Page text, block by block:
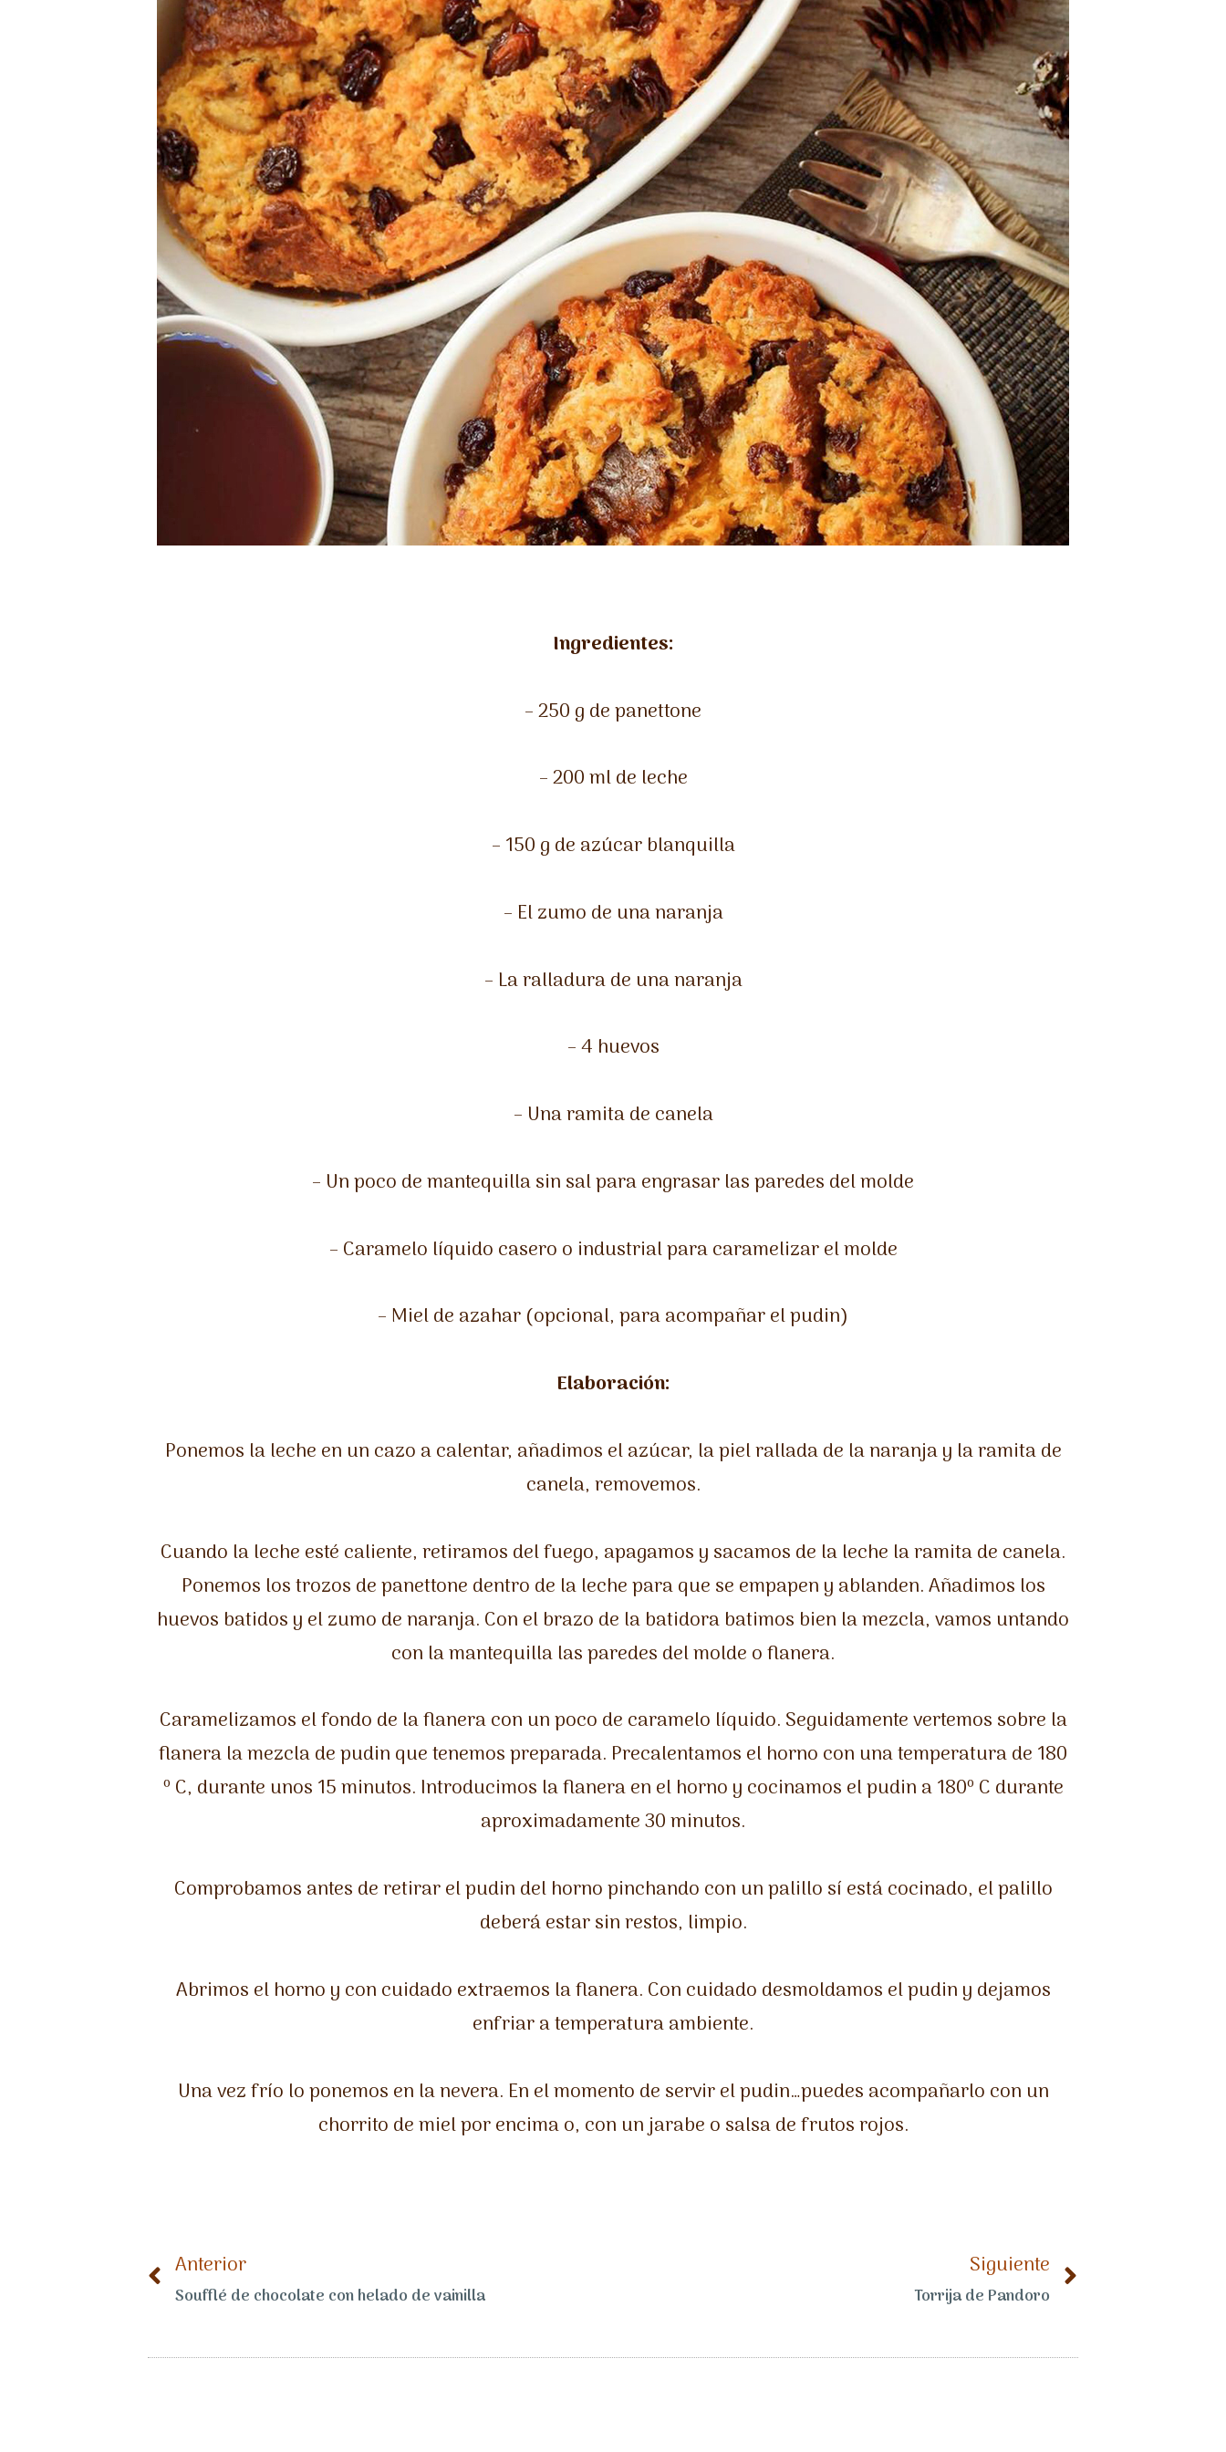
Ingredientes:
– 250 g de panettone
– 200 ml de leche
– 150 g de azúcar blanquilla
– El zumo de una naranja
– La ralladura de una naranja
– 4 huevos
– Una ramita de canela
– Un poco de mantequilla sin sal para engrasar las paredes del molde
– Caramelo líquido casero o industrial para caramelizar el molde
– Miel de azahar (opcional, para acompañar el pudin)
Elaboración:
Ponemos la leche en un cazo a calentar, añadimos el azúcar, la piel rallada de la naranja y la ramita de
canela, removemos.
Cuando la leche esté caliente, retiramos del fuego, apagamos y sacamos de la leche la ramita de canela.
Ponemos los trozos de panettone dentro de la leche para que se empapen y ablanden. Añadimos los
huevos batidos y el zumo de naranja. Con el brazo de la batidora batimos bien la mezcla, vamos untando
con la mantequilla las paredes del molde o flanera.
Caramelizamos el fondo de la flanera con un poco de caramelo líquido. Seguidamente vertemos sobre la
flanera la mezcla de pudin que tenemos preparada. Precalentamos el horno con una temperatura de 180
º C, durante unos 15 minutos. Introducimos la flanera en el horno y cocinamos el pudin a 180º C durante
aproximadamente 30 minutos.
Comprobamos antes de retirar el pudin del horno pinchando con un palillo sí está cocinado, el palillo
deberá estar sin restos, limpio.
Abrimos el horno y con cuidado extraemos la flanera. Con cuidado desmoldamos el pudin y dejamos
enfriar a temperatura ambiente.
Una vez frío lo ponemos en la nevera. En el momento de servir el pudin…puedes acompañarlo con un
chorrito de miel por encima o, con un jarabe o salsa de frutos rojos.
Anterior
Soufflé de chocolate con helado de vainilla
Siguiente
Torrija de Pandoro